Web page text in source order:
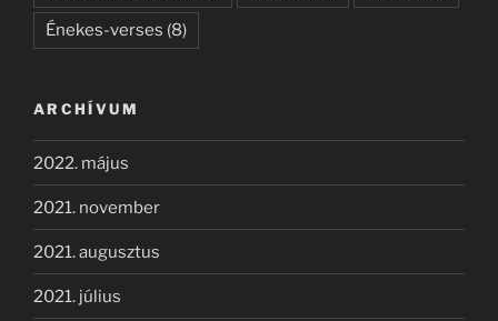
Énekes-verses (8)
ARCHÍVUM
2022. május
2021. november
2021. augusztus
2021. július